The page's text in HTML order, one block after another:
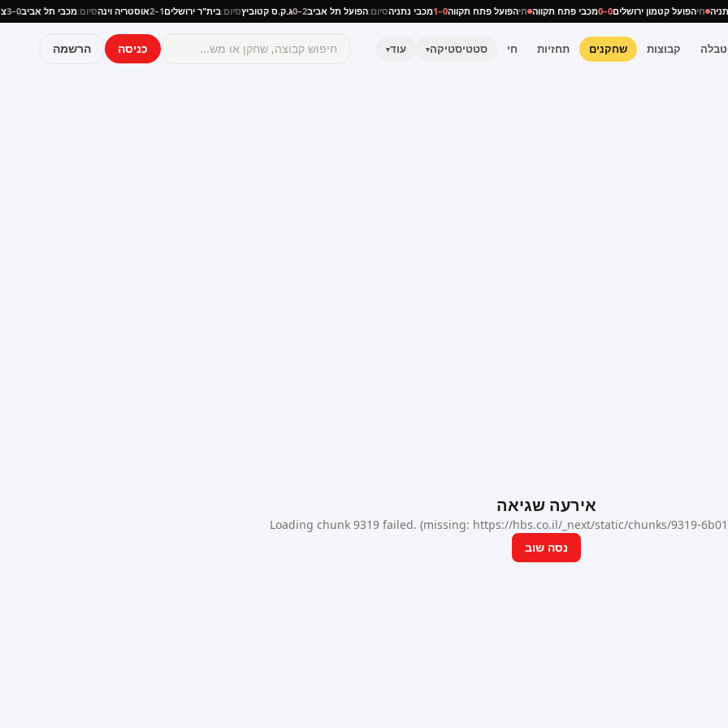
נתניה חיהפועל קטמון ירושלים0–0 מכבי פתח תקווה חיהפועל פתח תקווה0–1 מכבי נתניהסיום:הפועל תל אביב2–0 ג.ק.ס קטוביץסיום:בית"ר ירושלים1–2 אוסטריה וינהסיום:מכבי תל אביב0–3
טבלה קבוצות שחקנים תחזיות חי סטטיסטיקה▾ עוד▾ כניסה הרשמה
אירעה שגיאה
Loading chunk 9319 failed. (missing: https://hbs.co.il/_next/static/chunks/9319-
נסה שוב